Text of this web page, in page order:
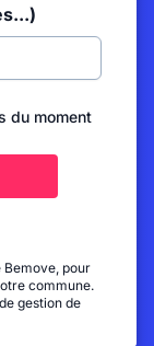
du moment
Bemove, pour
commune.
gestion de